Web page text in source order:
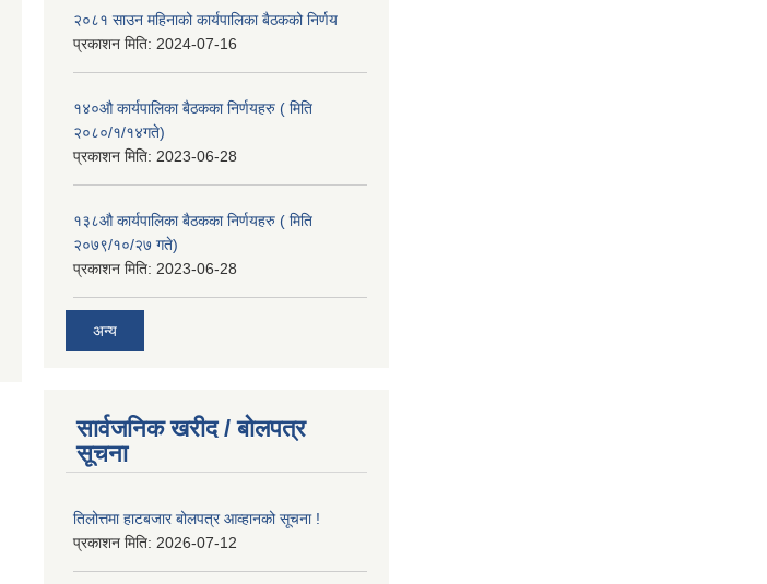
२०८१ साउन महिनाको कार्यपालिका बैठकको निर्णय
प्रकाशन मिति: 2024-07-16
१४०औ कार्यपालिका बैठकका निर्णयहरु ( मिति
२०८०/१/१४गते)
प्रकाशन मिति: 2023-06-28
१३८औ कार्यपालिका बैठकका निर्णयहरु ( मिति
२०७९/१०/२७ गते)
प्रकाशन मिति: 2023-06-28
अन्य
सार्वजनिक खरीद / बोलपत्र
सूचना
तिलोत्तमा हाटबजार बोलपत्र आव्हानको सूचना !
प्रकाशन मिति: 2026-07-12